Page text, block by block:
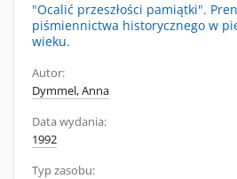
"Ocalić przeszłości pamiątki".
piśmiennictwa historycznego w
wieku.
Autor:
Dymmel, Anna
Data wydania:
1992
Typ zasobu: